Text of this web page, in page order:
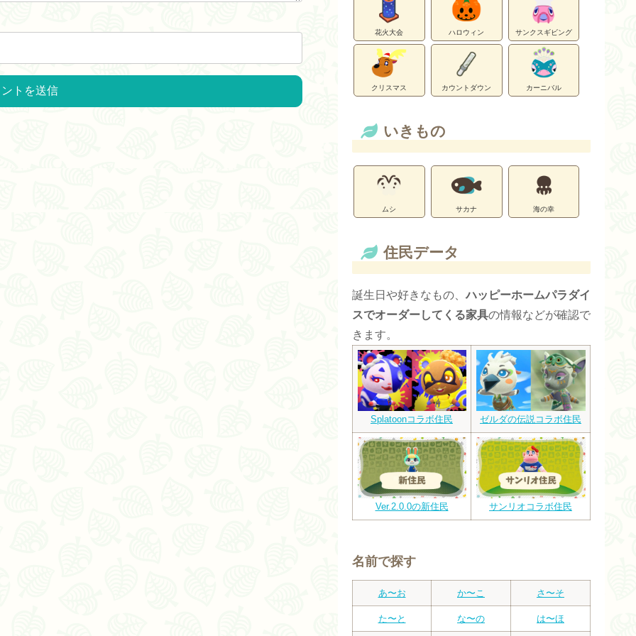
花火大会 ハロウィン サンクスギビング
クリスマス カウントダウン カーニバル
いきもの
ムシ サカナ 海の幸
住民データ
誕生日や好きなもの、ハッピーホームパラダイ
スでオーダーしてくる家具の情報などが確認で
きます。
Splatoonコラボ住民 ゼルダの伝説コラボ住民
Ver.2.0.0の新住民 サンリオコラボ住民
名前で探す
あ〜お か〜こ さ〜そ
た〜と な〜の は〜ほ